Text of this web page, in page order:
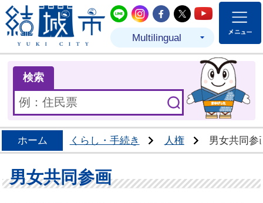
結城市公式LINE
結城市公式Instagram
結城市公式
結城市公式
結城市
Multilingual
検索
ホーム くらし・手続き 人権 男女共同参
男女共同参画